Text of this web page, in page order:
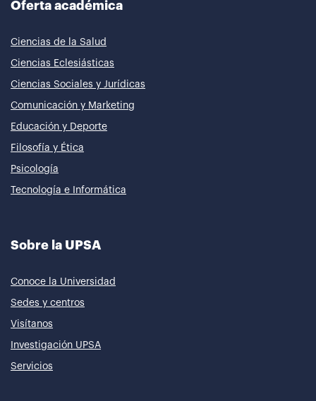
Oferta académica
Ciencias de la Salud
Ciencias Eclesiásticas
Ciencias Sociales y Jurídicas
Comunicación y Marketing
Educación y Deporte
Filosofía y Ética
Psicología
Tecnología e Informática
Sobre la UPSA
Conoce la Universidad
Sedes y centros
Visítanos
Investigación UPSA
Servicios